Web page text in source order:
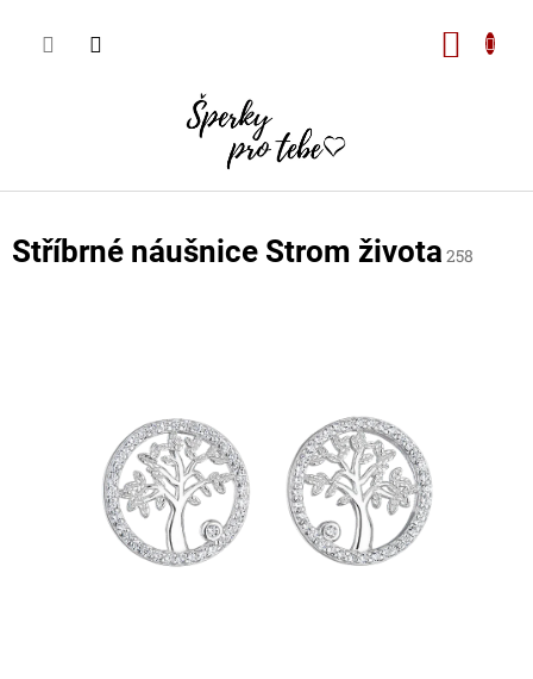
obsah
Stříbrné náušnice Strom života 258